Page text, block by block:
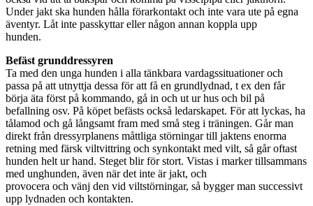
Under jakt ska hunden hålla förarkontakt och inte vara ute på egna
äventyr. Låt inte passkyttar eller någon annan koppla upp
hunden.
Befäst grunddressyren
Ta med den unga hunden i alla tänkbara vardagssituationer och
passa på att utnyttja dessa för att få en grundlydnad, t ex den får
börja äta först på kommando, gå in och ut ur hus och bil på
befallning osv. På köpet befästs också ledarskapet. För att lyckas, ha
tålamod och gå långsamt fram med små steg i träningen. Går man
direkt från dressyrplanens måttliga störningar till jaktens enorma
retning med färsk viltvittring och synkontakt med vilt, så går oftast
hunden helt ur hand. Steget blir för stort. Vistas i marker tillsammans
med unghunden, även när det inte är jakt, och
provocera och vänj den vid viltstörningar, så bygger man successivt
upp lydnaden och kontakten.